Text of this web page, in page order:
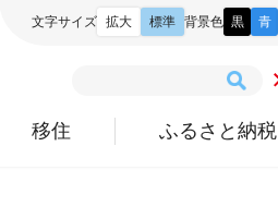
移住 ふるさと納税
文字サイズ 拡大 標準 背景色 黒 青